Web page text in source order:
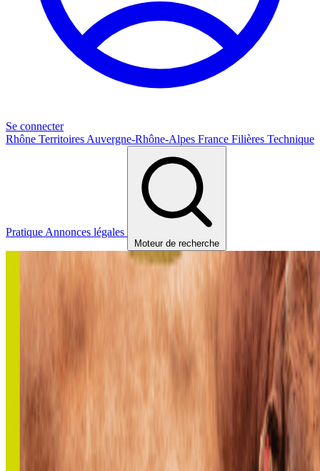
Se connecter
Rhône Territoires Auvergne-Rhône-Alpes France Filières Technique
Pratique Annonces légales
Moteur de recherche